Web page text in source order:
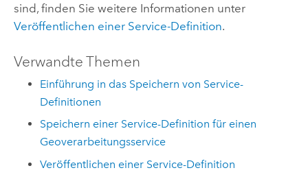
sind, finden Sie weitere Informationen unter
Veröffentlichen einer Service-Definition.
Verwandte Themen
Einführung in das Speichern von Service-
Definitionen
Speichern einer Service-Definition für einen
Geoverarbeitungsservice
Veröffentlichen einer Service-Definition